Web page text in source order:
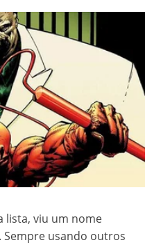
lista, viu um nome
Sempre usando outros